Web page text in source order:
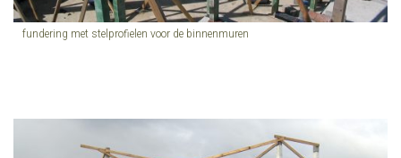
fundering met stelprofielen voor de binnenmuren